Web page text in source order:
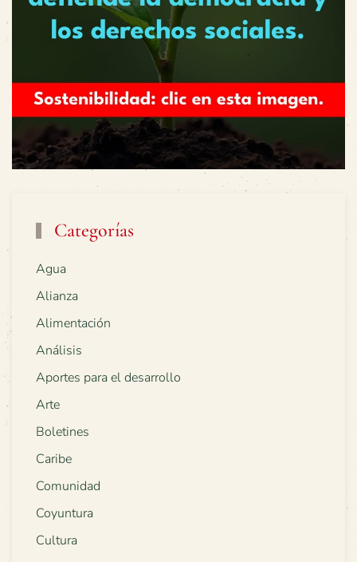
Categorías
Agua
Alianza
Alimentación
Análisis
Aportes para el desarrollo
Arte
Boletines
Caribe
Comunidad
Coyuntura
Cultura